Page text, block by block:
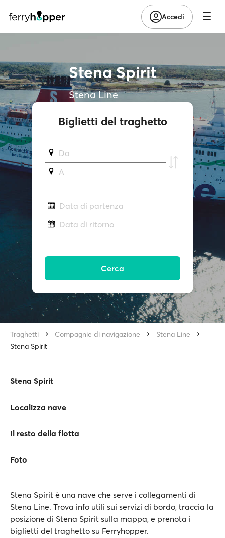
Accedi
Stena Spirit
Stena Line
Biglietti del traghetto
Da
A
Data di partenza
Data di ritorno
Cerca
Traghetti Compagnie di navigazione
Stena Line
Stena Spirit
Stena Spirit
Localizza nave
Il resto della flotta
Foto
Stena Spirit è una nave che serve i collegamenti di
Stena Line. Trova info utili sui servizi di bordo, traccia la
posizione di Stena Spirit sulla mappa, e prenota i
biglietti del traghetto su Ferryhopper.